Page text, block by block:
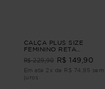
CALÇA PLUS SIZE
FEMININO RETA
ALFAIATARIA LEEDS Azul
G
R$ 229,90 R$ 149,90
Em até 2x de R$ 74,95 sem
juros